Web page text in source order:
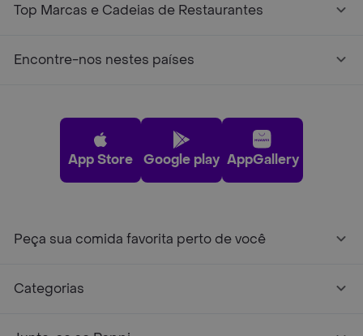
Top Marcas e Cadeias de Restaurantes
Encontre-nos nestes países
App Store Google play AppGallery
Peça sua comida favorita perto de você
Categorias